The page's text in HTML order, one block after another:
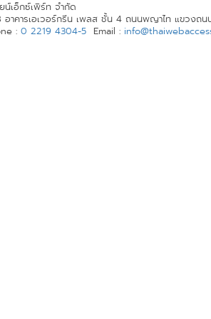
น์เอ็กซ์เพิร์ท จำกัด
อาคารเอเวอร์กรีน เพลส ชั้น 4 ถนนพญาไท แขวงถ
: 0 2219 4304-5 Email :